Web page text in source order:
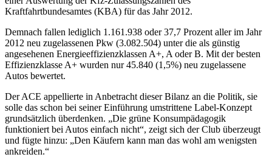
Kraftfahrtbundesamtes (KBA) für das Jahr 2012.
Demnach fallen lediglich 1.161.938 oder 37,7 Prozent aller im Jahr
2012 neu zugelassenen Pkw (3.082.504) unter die als günstig
angesehenen Energieeffizienzklassen A+, A oder B. Mit der besten
Effizienzklasse A+ wurden nur 45.840 (1,5%) neu zugelassene
Autos bewertet.
Der ACE appellierte in Anbetracht dieser Bilanz an die Politik, sie
solle das schon bei seiner Einführung umstrittene Label-Konzept
grundsätzlich überdenken. „Die grüne Konsumpädagogik
funktioniert bei Autos einfach nicht“, zeigt sich der Club überzeugt
und fügte hinzu: „Den Käufern kann man das wohl am wenigsten
ankreiden.“